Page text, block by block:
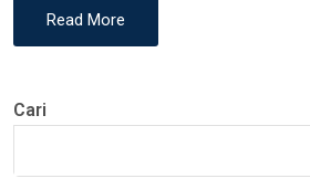
Read More
Cari